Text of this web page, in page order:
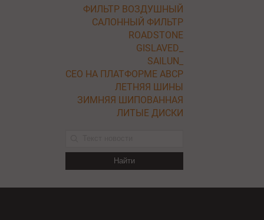
ФИЛЬТР ВОЗДУШНЫЙ
САЛОННЫЙ ФИЛЬТР
ROADSTONE
GISLAVED_
SAILUN_
СЕО НА ПЛАТФОРМЕ ABCP
ЛЕТНЯЯ ШИНЫ
ЗИМНЯЯ ШИПОВАННАЯ
ЛИТЫЕ ДИСКИ
Найти